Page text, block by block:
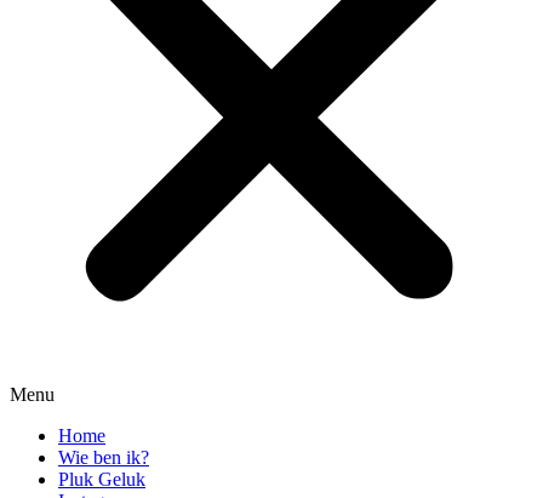
Menu
Home
Wie ben ik?
Pluk Geluk